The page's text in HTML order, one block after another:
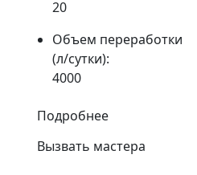
20
Объем переработки
(л/сутки):
4000
Подробнее
Вызвать мастера